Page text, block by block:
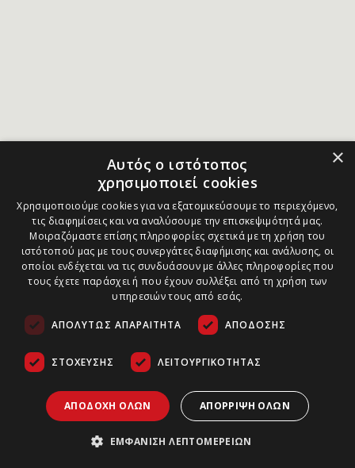
×
Αυτός ο ιστότοπος
χρησιμοποιεί cookies
Χρησιμοποιούμε cookies για να εξατομικεύσουμε το περιεχόμενο,
τις διαφημίσεις και να αναλύσουμε την επισκεψιμότητά μας.
Μοιραζόμαστε επίσης πληροφορίες σχετικά με τη χρήση του
ιστότοπού μας με τους συνεργάτες διαφήμισης και ανάλυσης, οι
οποίοι ενδέχεται να τις συνδυάσουν με άλλες πληροφορίες που
τους έχετε παράσχει ή που έχουν συλλέξει από τη χρήση των
υπηρεσιών τους από εσάς.
ΑΠΟΛΎΤΩΣ ΑΠΑΡΑΊΤΗΤΑ ΑΠΌΔΟΣΗΣ
ΣΤΌΧΕΥΣΗΣ ΛΕΙΤΟΥΡΓΙΚΌΤΗΤΑΣ
ΑΠΟΔΟΧΉ ΌΛΩΝ ΑΠΌΡΡΙΨΗ ΌΛΩΝ
ΕΜΦΆΝΙΣΗ ΛΕΠΤΟΜΕΡΕΙΏΝ